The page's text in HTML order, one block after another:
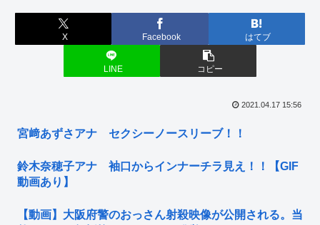
X Facebook はてブ
LINE コピー
2021.04.17 15:56
宮﨑あずさアナ セクシーノースリーブ！！
鈴木奈穂子アナ 袖口からインナーチラ見え！！【GIF
動画あり】
【動画】大阪府警のおっさん射殺映像が公開される。当